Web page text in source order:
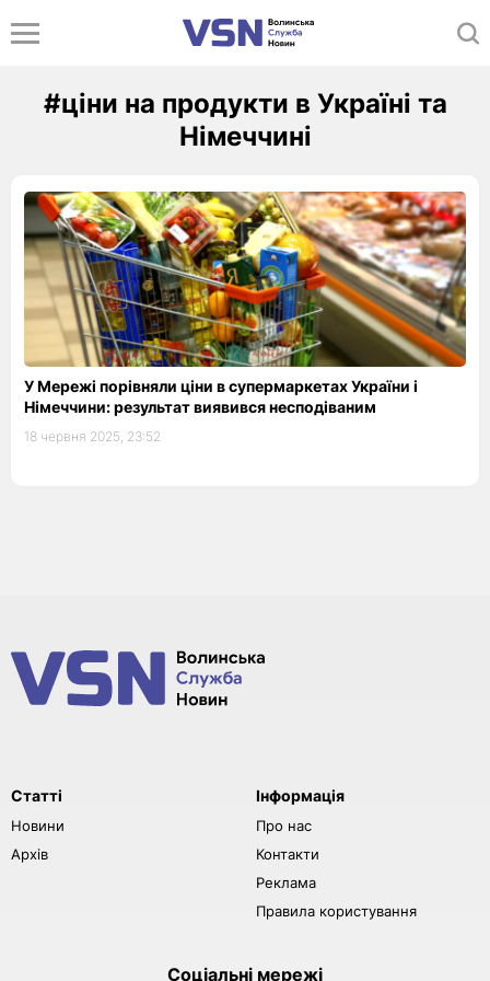
#ціни на продукти в Україні та
Німеччині
У Мережі порівняли ціни в супермаркетах України і
Німеччини: результат виявився несподіваним
18 червня 2025, 23:52
Статті
Новини
Архів
Інформація
Про нас
Контакти
Реклама
Правила користування
Соціальні мережі